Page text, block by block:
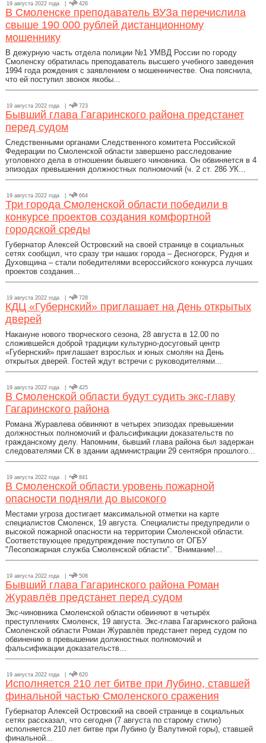
19 августа 2022 года | 426
В Смоленске преподаватель ВУЗа перечислила
свыше 190 000 рублей дистанционному
мошеннику
В дежурную часть отдела полиции №1 УМВД России по городу
Смоленску обратилась преподаватель высшего учебного заведения
1994 года рождения с заявлением о мошенничестве. Она пояснила,
что ей поступил звонок якобы...
19 августа 2022 года | 723
Бывший глава Гагаринского района предстанет
перед судом
Следственными органами Следственного комитета Российской
Федерации по Смоленской области завершено расследование
уголовного дела в отношении бывшего чиновника. Он обвиняется в 4
эпизодах превышения должностных полномочий (ч. 2 ст. 286 УК...
19 августа 2022 года | 664
Три города Смоленской области победили в
конкурсе проектов создания комфортной
городской среды
Губернатор Алексей Островский на своей странице в социальных
сетях сообщил, что сразу три наших города – Десногорск, Рудня и
Духовщина – стали победителями всероссийского конкурса лучших
проектов создания...
19 августа 2022 года | 728
КДЦ «Губернский» приглашает на День открытых
дверей
Накануне нового творческого сезона, 28 августа в 12.00 по
сложившейся доброй традиции культурно-досуговый центр
«Губернский» приглашает взрослых и юных смолян на День
открытых дверей. Гостей ждут встречи с руководителями...
19 августа 2022 года | 425
В Смоленской области будут судить экс-главу
Гагаринского района
Романа Журавлева обвиняют в четырех эпизодах превышении
должностных полномочий и фальсификации доказательств по
гражданскому делу. Напомним, бывший глава района был задержан
следователями СК в здании администрации 29 сентября прошлого...
19 августа 2022 года | 841
В Смоленской области уровень пожарной
опасности подняли до высокого
Местами угроза достигает максимальной отметки на карте
специалистов Смоленск, 19 августа. Специалисты предупредили о
высокой пожарной опасности на территории Смоленской области.
Соответствующее предупреждение поступило от ОГБУ
"Лесопожарная служба Смоленской области". "Внимание!...
19 августа 2022 года | 508
Бывший глава Гагаринского района Роман
Журавлёв предстанет перед судом
Экс-чиновника Смоленской области обвиняют в четырёх
преступлениях Смоленск, 19 августа. Экс-глава Гагаринского района
Смоленской области Роман Журавлёв предстанет перед судом по
обвинению в превышении должностных полномочий и
фальсификации доказательств...
19 августа 2022 года | 620
Исполняется 210 лет битве при Лубино, ставшей
финальной частью Смоленского сражения
Губернатор Алексей Островский на своей странице в социальных
сетях рассказал, что сегодня (7 августа по старому стилю)
исполняется 210 лет битве при Лубино (у Валутиной горы), ставшей
финальной...